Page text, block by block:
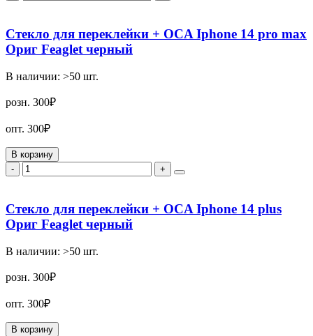
Стекло для переклейки + OCA Iphone 14 pro max
Ориг Feaglet черный
В наличии: >50 шт.
розн. 300₽
опт. 300₽
В корзину
-
+
Стекло для переклейки + OCA Iphone 14 plus
Ориг Feaglet черный
В наличии: >50 шт.
розн. 300₽
опт. 300₽
В корзину